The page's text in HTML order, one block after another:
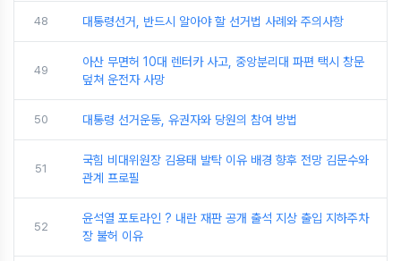
48 대통령선거, 반드시 알아야 할 선거법 사례와 주의사항
49
아산 무면허 10대 렌터카 사고, 중앙분리대 파편 택시 창문
덮쳐 운전자 사망
50 대통령 선거운동, 유권자와 당원의 참여 방법
51
국힘 비대위원장 김용태 발탁 이유 배경 향후 전망 김문수와
관계 프로필
52
윤석열 포토라인 ? 내란 재판 공개 출석 지상 출입 지하주차
장 불허 이유